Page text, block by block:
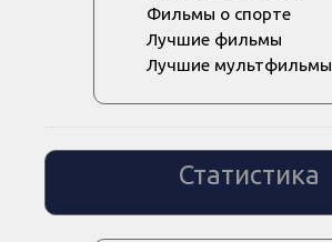
Фильмы о спорте
Лучшие фильмы
Лучшие мультфильмы
Статистика